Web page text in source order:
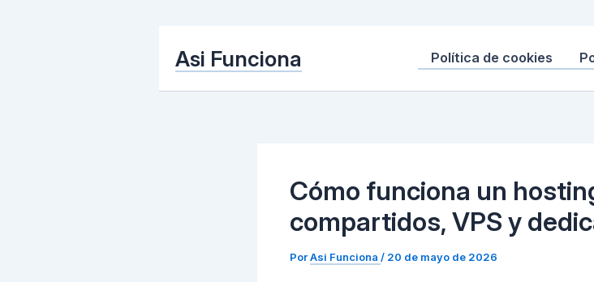
Asi Funciona Política de cookies
Cómo funciona un
compartidos, VPS y
PorAsi Funciona / 20 de mayo de 2026